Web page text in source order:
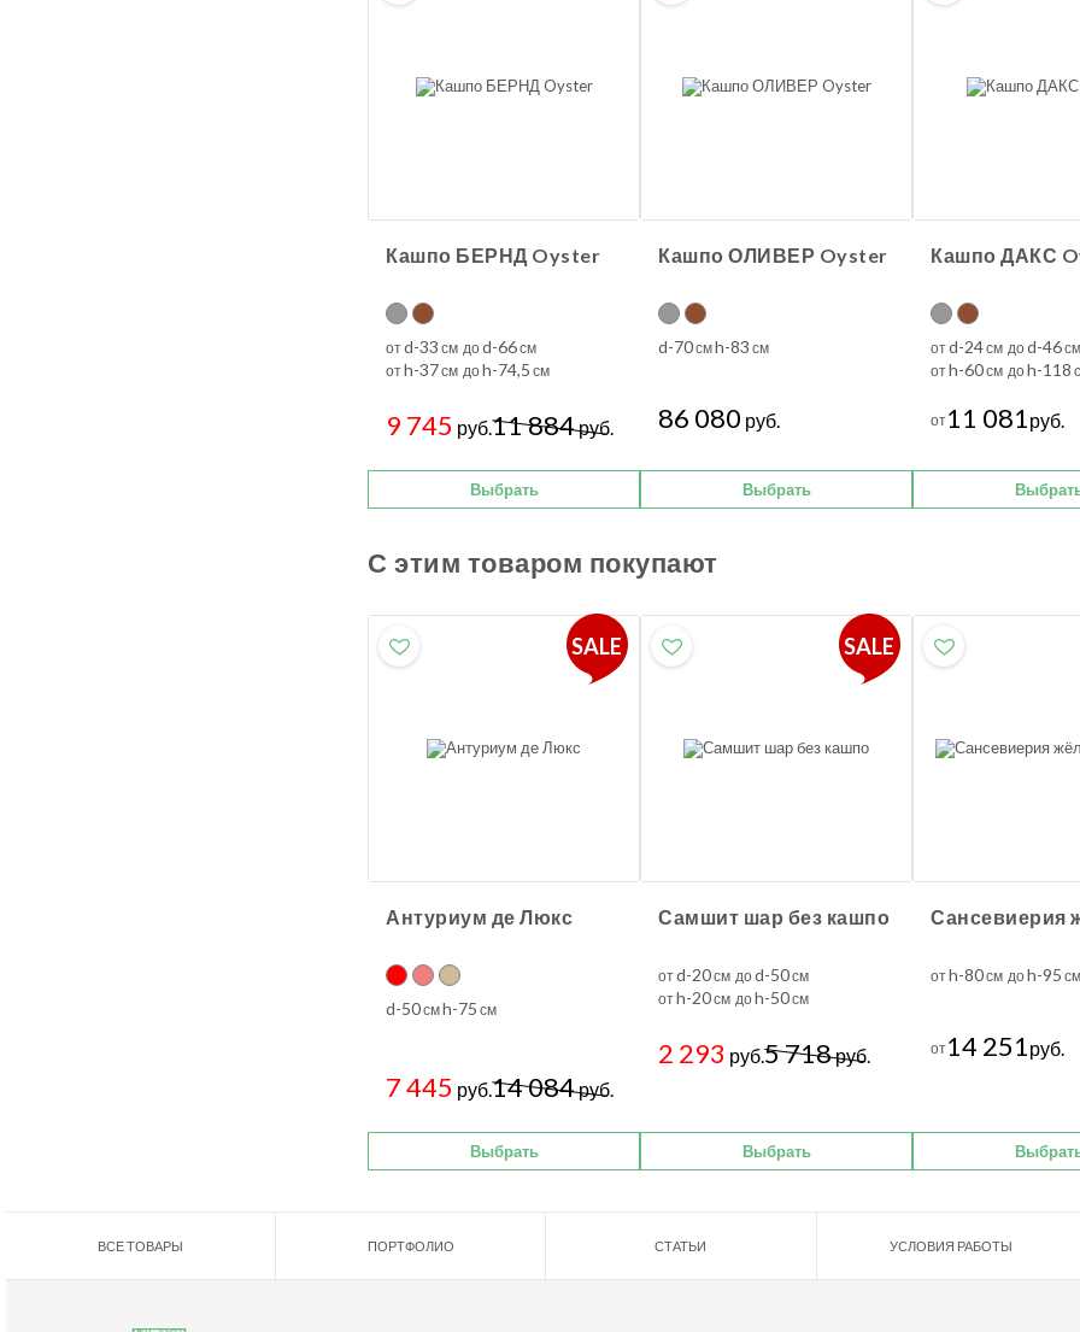
Кашпо БЕРНД Oyster
отd-33 см доd-66см
отh-37см доh-74,5 см
9 745 руб.11 884руб.
Выбрать
Кашпо ОЛИВЕР Oyster
d-70смh-83 см
86 080 руб.
Выбрать
Кашпо ДАКС
отd-24см доd-46см
отh-60см доh-118
от11 081руб.
С этим товаром покупают
SALE
Антуриум де Люкс
d-50смh-75 см
7 445 руб.14 084руб.
Выбрать
SALE
Самшит шар без кашпо
отd-20см доd-50см
отh-20см доh-50см
2 293 руб.5 718руб.
Выбрать
отh-80см доh-95 см
от14 251руб.
ВСЕ ТОВАРЫ ПОРТФОЛИО СТАТЬИ УСЛОВИЯ РАБОТЫ